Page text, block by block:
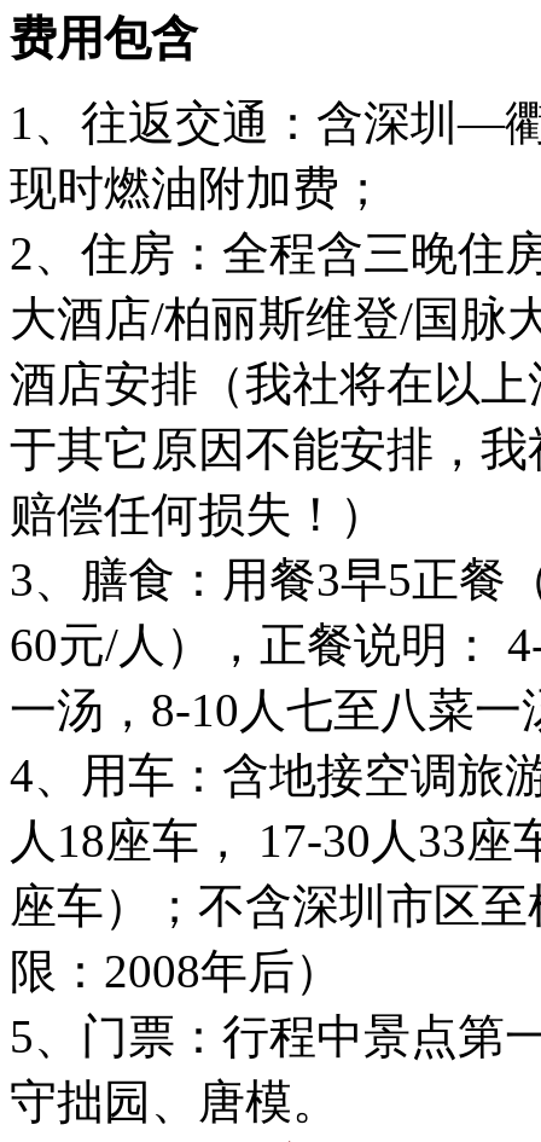
费用包含
1、往返交通：含深圳—
现时燃油附加费；
2、住房：全程含三晚住
大酒店/柏丽斯维登/国脉
酒店安排（我社将在以
于其它原因不能安排，
赔偿任何损失！）
3、膳食：用餐3早5正餐
60元/人），正餐说明：
一汤，8-10人七至八菜一
4、用车：含地接空调旅
人18座车， 17-30人33座
座车）；不含深圳市区
限：2008年后）
5、门票：行程中景点第
守拙园、唐模。